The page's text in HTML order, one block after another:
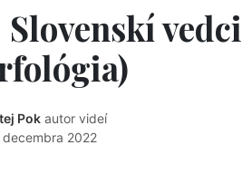
Pok autor videí
decembra 2022